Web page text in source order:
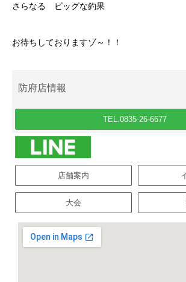
さらなる ビッグな釣果
お待ちしておりますゾ～！！
防府店情報
TEL.0835-26-6677
店舗案内
大会